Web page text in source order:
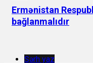
Ermənistan
bağlanmalıdır
Şərh yaz